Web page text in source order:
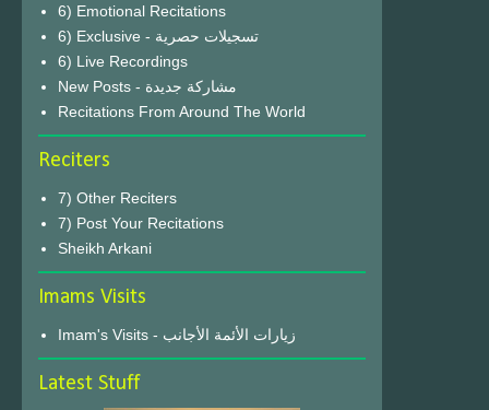
6) Emotional Recitations
6) Exclusive - تسجيلات حصرية
6) Live Recordings
New Posts - مشاركة جديدة
Recitations From Around The World
Reciters
7) Other Reciters
7) Post Your Recitations
Sheikh Arkani
Imams Visits
Imam's Visits - زيارات الأئمة الأجانب
Latest Stuff